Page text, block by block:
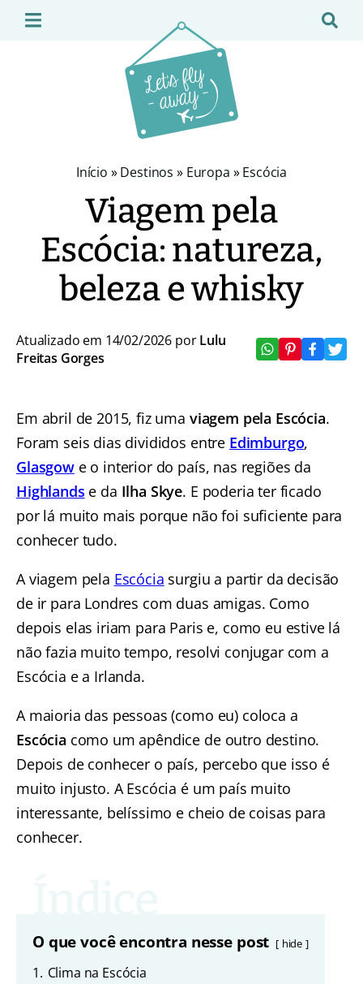
Início »Destinos » Europa »Escócia
Viagem pela
Escócia: natureza,
beleza e whisky
Atualizado em 14/02/2026 porLulu
Freitas Gorges
Em abril de 2015, fiz uma viagem pela Escócia.
Foram seis dias divididos entre Edimburgo,
Glasgowe o interior do país, nas regiões da
Highlands e da Ilha Skye. E poderia ter ficado
por lá muito mais porque não foi suficiente para
conhecer tudo.
A viagem pela Escócia surgiu a partir da decisão
de ir para Londres com duas amigas. Como
depois elas iriam para Paris e, como eu estive lá
não fazia muito tempo, resolvi conjugar com a
Escócia e a Irlanda.
A maioria das pessoas (como eu) coloca a
Escócia como um apêndice de outro destino.
Depois de conhecer o país, percebo que isso é
muito injusto. A Escócia é um país muito
interessante, belíssimo e cheio de coisas para
conhecer.
O que você encontra nesse post hide
1. Clima na Escócia